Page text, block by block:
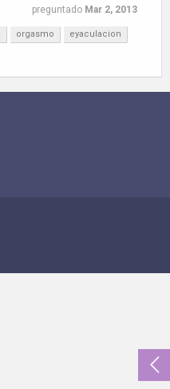
preguntado Mar 2, 2013
orgasmo
eyaculacion